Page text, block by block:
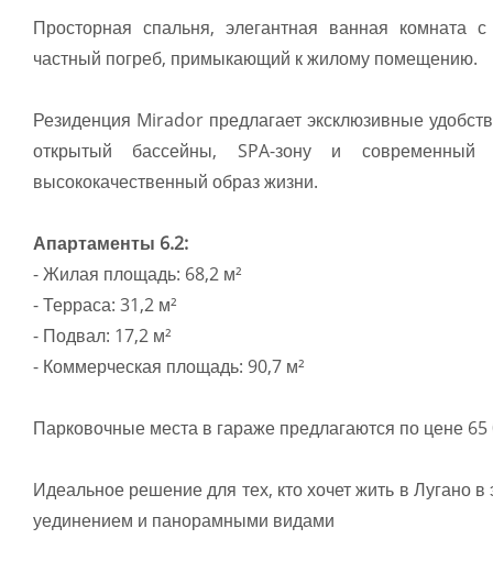
Просторная спальня, элегантная ванная
частный погреб, примыкающий к жилому помещению.
Резиденция Mirador предлагает эксклюзивные
открытый бассейны, SPA-зону и современный
высококачественный образ жизни.
Апартаменты 6.2:
- Жилая площадь: 68,2 м²
- Терраса: 31,2 м²
- Подвал: 17,2 м²
- Коммерческая площадь: 90,7 м²
Парковочные места в гараже предлагаются по цене 65
Идеальное решение для тех, кто хочет жить в Лугано
уединением и панорамными видами